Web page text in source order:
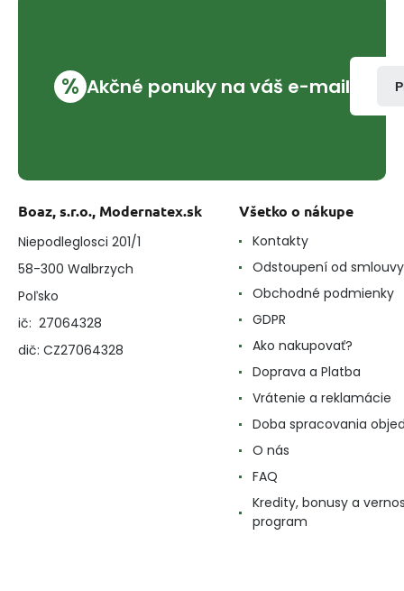
% Akčné ponuky na váš e-mail
Boaz, s.r.o., Modernatex.sk
Niepodleglosci 201/1
58-300 Walbrzych
Poľsko
ič: 27064328
dič: CZ27064328
Všetko o nákupe
Kontakty
Odstoupení od smlouvy
Obchodné podmienky
GDPR
Ako nakupovať?
Doprava a Platba
Vrátenie a reklamácie
Doba spracovania
O nás
FAQ
Kredity, bonusy a
program